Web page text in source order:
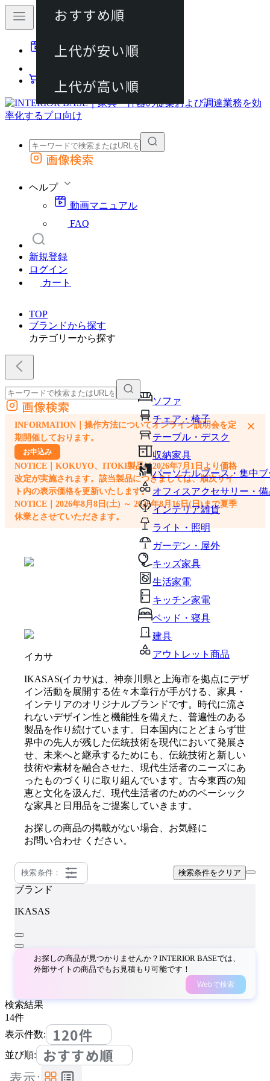
動画マニュアル
カート
外部サイトの商品をカートに追加
画像検索
ヘルプ
動画マニュアル
FAQ
新規登録
ログイン
カート
TOP
ブランドから探す
カテゴリーから探す
ソファ
チェア・椅子
テーブル・デスク
収納家具
パーソナルブース・集中
オフィスアクセサリー・備
インテリア雑貨
ライト・照明
ガーデン・屋外
キッズ家具
生活家電
キッチン家電
ベッド・寝具
建具
アウトレット商品
外部サイトの商品をカートに追加
他のサイトで見つけた商品ページのURLを貼り付けて、カートに追加できます
画像検索
INFORMATION｜操作方法についてオンライン説明会を定
期開催しております。
お申込み
NOTICE｜KOKUYO、ITOKI製品は2026年7月1日より価格
改定が実施されます。該当製品につきましては、順次サイ
ト内の表示価格を更新いたします。
NOTICE｜2026年8月8日(土) ～ 2026年8月16日(日)まで夏季
休業とさせていただきます。
×
イカサ
IKASAS(イカサ)は、神奈川県と上海市を拠点にデザ
イン活動を展開する佐々木章行が手がける、家具・
インテリアのオリジナルブランドです。時代に流さ
れないデザイン性と機能性を備えた、普遍性のある
製品を作り続けています。日本国内にとどまらず世
界中の先人が残した伝統技術を現代において発展さ
せ、未来へと継承するためにも、伝統技術と新しい
技術や素材を融合させた、現代生活者のニーズにあ
ったものづくりに取り組んでいます。古今東西の知
恵と文化を汲んだ、現代生活者のためのベーシック
な家具と日用品をご提案していきます。
お探しの商品の掲載がない場合、お気軽に
お問い合わせ ください。
検索条件： 検索条件をクリア
ブランド
IKASAS
お探しの商品が見つかりませんか？INTERIOR BASEでは、
外部サイトの商品でもお見積もり可能です！
Webで検索
検索結果
14件
表示件数:
120件
並び順: おすすめ順
おすすめ順
上代が安い順
上代が高い順
表示: